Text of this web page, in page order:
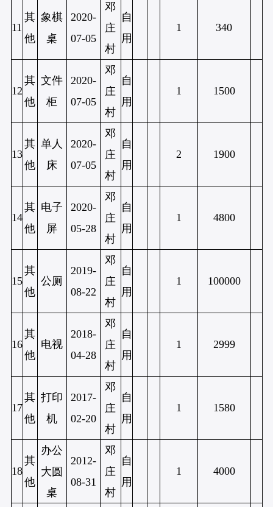
11
其
他
象棋
桌
2020-
07-05
邓
庄
村
自
用
1 340
12
其
他
文件
柜
2020-
07-05
邓
庄
村
自
用
1 1500
13
其
他
单人
床
2020-
07-05
邓
庄
村
自
用
2 1900
14
其
他
电子
屏
2020-
05-28
邓
庄
村
自
用
1 4800
15
其
他
公厕
2019-
08-22
邓
庄
村
自
用
1 100000
16
其
他
电视
2018-
04-28
邓
庄
村
自
用
1 2999
17
其
他
打印
机
2017-
02-20
邓
庄
村
自
用
1 1580
18
其
他
办公
大圆
桌
2012-
08-31
邓
庄
村
自
用
1 4000